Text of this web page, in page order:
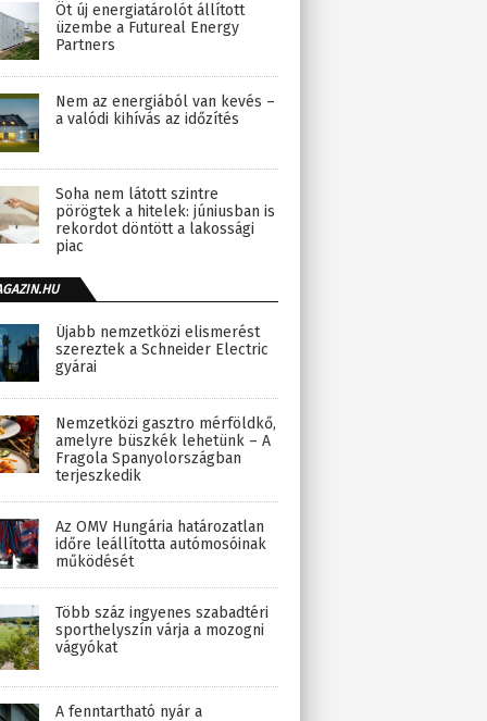
Öt új energiatárolót állított
üzembe a Futureal Energy
Partners
Nem az energiából van kevés –
a valódi kihívás az időzítés
Soha nem látott szintre
pörögtek a hitelek: júniusban is
rekordot döntött a lakossági
piac
Újabb nemzetközi elismerést
szereztek a Schneider Electric
gyárai
Nemzetközi gasztro mérföldkő,
amelyre büszkék lehetünk – A
Fragola Spanyolországban
terjeszkedik
Az OMV Hungária határozatlan
időre leállította autómosóinak
működését
Több száz ingyenes szabadtéri
sporthelyszín várja a mozogni
vágyókat
A fenntartható nyár a